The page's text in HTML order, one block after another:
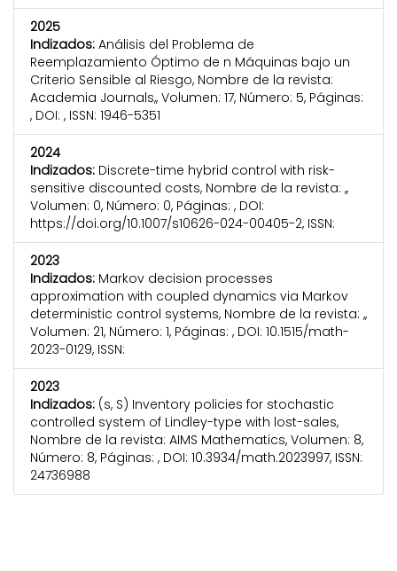
2025
Indizados: Análisis del Problema de
Reemplazamiento Óptimo de n Máquinas bajo un
Criterio Sensible al Riesgo, Nombre de la revista:
Academia Journals,, Volumen: 17, Número: 5, Páginas:
, DOI: , ISSN: 1946-5351
2024
Indizados: Discrete-time hybrid control with risk-
sensitive discounted costs, Nombre de la revista: ,,
Volumen: 0, Número: 0, Páginas: , DOI:
https://doi.org/10.1007/s10626-024-00405-2, ISSN:
2023
Indizados: Markov decision processes
approximation with coupled dynamics via Markov
deterministic control systems, Nombre de la revista: ,,
Volumen: 21, Número: 1, Páginas: , DOI: 10.1515/math-
2023-0129, ISSN:
2023
Indizados: (s, S) Inventory policies for stochastic
controlled system of Lindley-type with lost-sales,
Nombre de la revista: AIMS Mathematics, Volumen: 8,
Número: 8, Páginas: , DOI: 10.3934/math.2023997, ISSN:
24736988